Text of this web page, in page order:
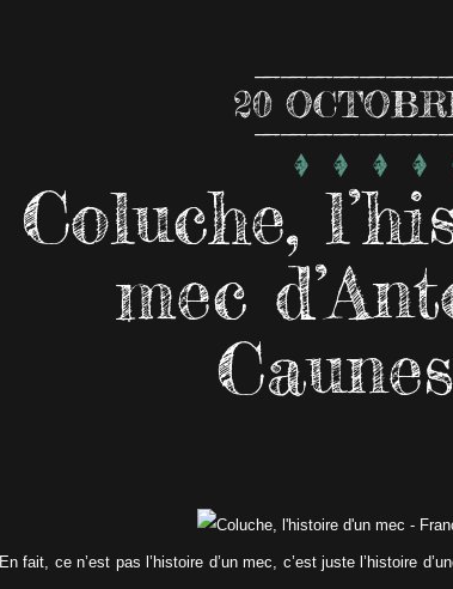
20
Coluche,
mec
En fait, ce n’est pas l’histoire d’un mec, c’est juste l’histoire